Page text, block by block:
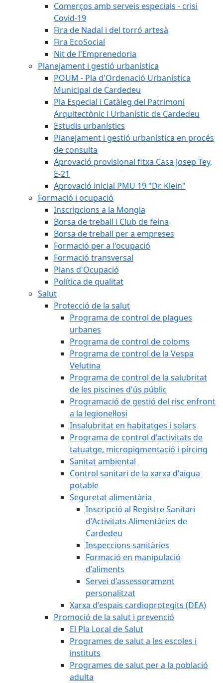
Comerços amb serveis especials - crisi
Covid-19
Fira de Nadal i del torró artesà
Fira EcoSocial
Nit de l'Emprenedoria
Planejament i gestió urbanística
POUM - Pla d'Ordenació Urbanística
Municipal de Cardedeu
Pla Especial i Catàleg del Patrimoni
Arquitectònic i Urbanístic de Cardedeu
Estudis urbanístics
Planejament i gestió urbanística en procés
de consulta
Aprovació provisional fitxa Casa Josep Tey,
E-21
Aprovació inicial PMU 19 "Dr. Klein"
Formació i ocupació
Inscripcions a la Mongia
Borsa de treball i Club de feina
Borsa de treball per a empreses
Formació per a l'ocupació
Formació transversal
Plans d'Ocupació
Política de qualitat
Salut
Protecció de la salut
Programa de control de plagues
urbanes
Programa de control de coloms
Programa de control de la Vespa
Velutina
Programa de control de la salubritat
de les piscines d'ús públic
Programació de gestió del risc enfront
a la legionel·losi
Insalubritat en habitatges i solars
Programa de control d'activitats de
tatuatge, micropigmentació i pírcing
Sanitat ambiental
Control sanitari de la xarxa d'aigua
potable
Seguretat alimentària
Inscripció al Registre Sanitari
d'Activitats Alimentàries de
Cardedeu
Inspeccions sanitàries
Formació en manipulació
d'aliments
Servei d'assessorament
personalitzat
Xarxa d'espais cardioprotegits (DEA)
Promoció de la salut i prevenció
El Pla Local de Salut
Programes de salut a les escoles i
instituts
Programes de salut per a la població
adulta